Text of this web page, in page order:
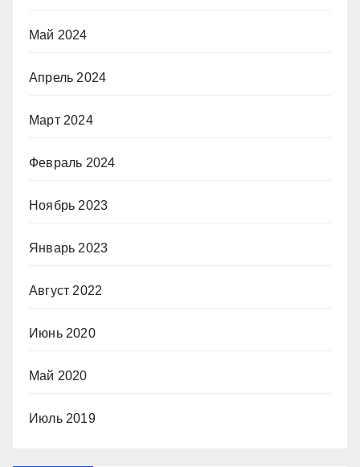
Май 2024
Апрель 2024
Март 2024
Февраль 2024
Ноябрь 2023
Январь 2023
Август 2022
Июнь 2020
Май 2020
Июль 2019